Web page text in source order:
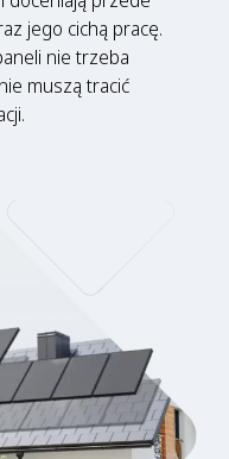
jego cichą pracę.
nie trzeba
muszą tracić